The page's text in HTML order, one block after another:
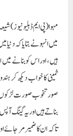
وسیع ہو جائیگا اور اگر
میں عیش کرنے کیلئے
تک ہوگا اور اس کے کام
اور سوچتے ہیکہ جب اس
اتنا مزہ آ رہا ہیکہ ہم
میں کتنا مزہ آئیگا، اس
میں اور نہ کسی مولوی